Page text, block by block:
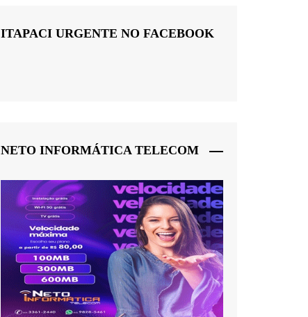
ITAPACI URGENTE NO FACEBOOK
NETO INFORMÁTICA TELECOM